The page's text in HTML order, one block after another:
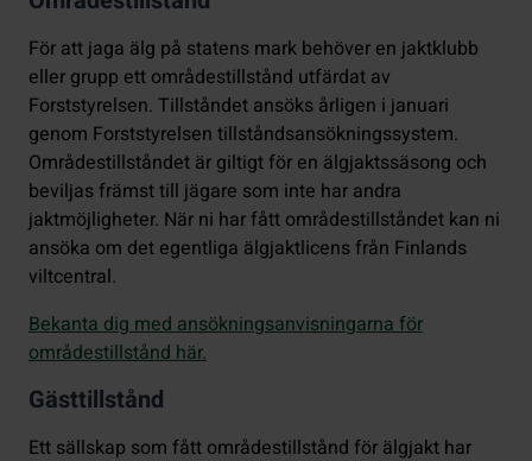
För att jaga älg på statens mark behöver en jaktklubb
eller grupp ett områdestillstånd utfärdat av
Forststyrelsen. Tillståndet ansöks årligen i januari
genom Forststyrelsen tillståndsansökningssystem.
Områdestillståndet är giltigt för en älgjaktssäsong och
beviljas främst till jägare som inte har andra
jaktmöjligheter. När ni har fått områdestillståndet kan ni
ansöka om det egentliga älgjaktlicens från Finlands
viltcentral.
Bekanta dig med ansökningsanvisningarna för
områdestillstånd här.
Gästtillstånd
Ett sällskap som fått områdestillstånd för älgjakt har